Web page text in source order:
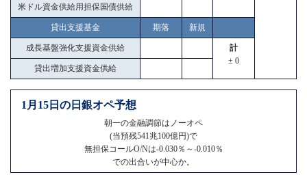
米ドル資金供給用担保国債供給
貸出支援基金 期落 新規
成長基盤強化支援資金供給
計
± 0
貸出増加支援資金供給
1月15日の日銀オペ予想
朝一の金融調節はノーオペ
(当預残541兆100億円)で
無担保コールO/Nは-0.030％～-0.010％
での出合いが中心か。